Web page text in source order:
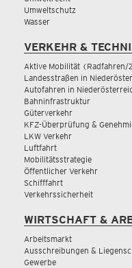
Umweltschutz
Wasser
VERKEHR &
Aktive Mobilität (Radfahren/
Landesstraßen in
Autofahren in
Bahninfrastruktur
Güterverkehr
KFZ-Überprüfung &
LKW Verkehr
Luftfahrt
Mobilitätsstrategie
Öffentlicher Verkehr
Schifffahrt
Verkehrssicherheit
WIRTSCHAFT &
Arbeitsmarkt
Ausschreibungen &
Gewerbe